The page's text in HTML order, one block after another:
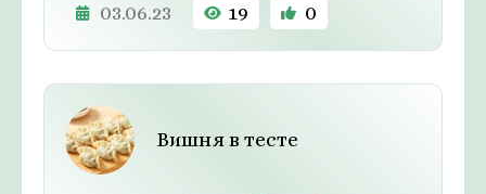
03.06.23 19 0
Вишня в тесте